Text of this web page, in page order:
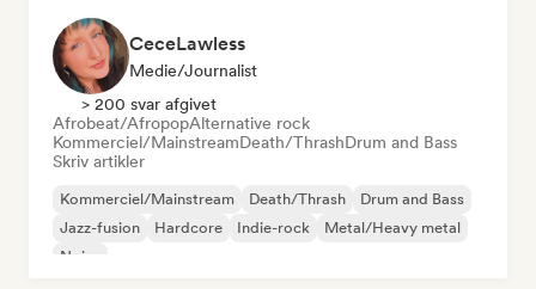
CeceLawless
Medie/journalist
> 200 svar afgivet
Afrobeat/AfropopAlternative rock
Kommerciel/MainstreamDeath/ThrashDrum and Bass
Skriv artikler
Kommerciel/Mainstream Death/Thrash
Drum and Bass
Jazz-fusion
Hardcore Indie-rock
Metal/Heavy metal
Noise